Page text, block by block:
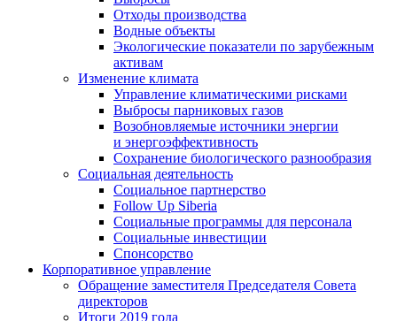
Отходы производства
Водные объекты
Экологические показатели по зарубежным
активам
Изменение климата
Управление климатическими рисками
Выбросы парниковых газов
Возобновляемые источники энергии
и энергоэффективность
Сохранение биологического разнообразия
Социальная деятельность
Социальное партнерство
Follow Up Siberia
Социальные программы для персонала
Социальные инвестиции
Спонсорство
Корпоративное управление
Обращение заместителя Председателя Совета
директоров
Итоги 2019 года